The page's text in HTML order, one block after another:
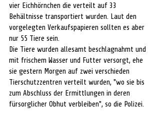
vier Eichhörnchen die verteilt auf 33
Behältnisse transportiert wurden. Laut den
vorgelegten Verkaufspapieren sollten es aber
nur 55 Tiere sein.
Die Tiere wurden allesamt beschlagnahmt und
mit frischem Wasser und Futter versorgt, ehe
sie gestern Morgen auf zwei verschieden
Tierschutzzentren verteilt wurden, "wo sie bis
zum Abschluss der Ermittlungen in deren
fürsorglicher Obhut verbleiben", so die Polizei.